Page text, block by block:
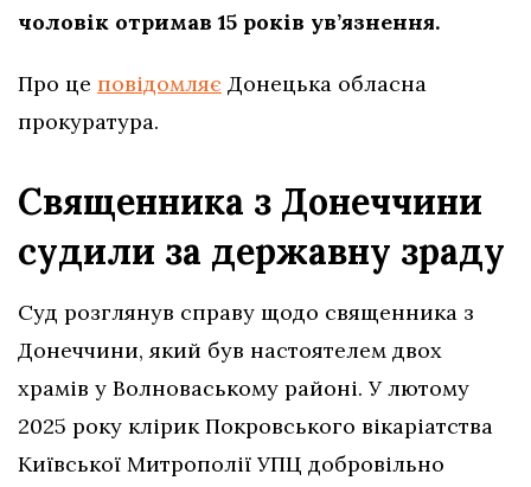
чоловік отримав 15 років ув’язнення.
Про це повідомляє Донецька обласна
прокуратура.
Священника з Донеччини
судили за державну зраду
Суд розглянув справу щодо священника з
Донеччини, який був настоятелем двох
храмів у Волноваському районі. У лютому
2025 року клірик Покровського вікаріатства
Київської Митрополії УПЦ добровільно